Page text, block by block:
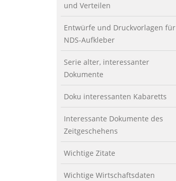
und Verteilen
Entwürfe und Druckvorlagen für
NDS-Aufkleber
Serie alter, interessanter
Dokumente
Doku interessanten Kabaretts
Interessante Dokumente des
Zeitgeschehens
Wichtige Zitate
Wichtige Wirtschaftsdaten